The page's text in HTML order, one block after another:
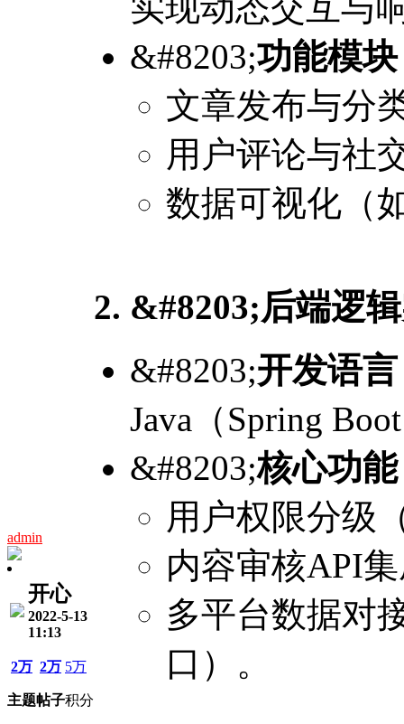
admin
开心
2022-5-13
11:13
2万
主题
2万
帖子
5万
积分
&#8203;功能模块
文章发布与分
用户评论与社
数据可视化（
2. &#8203;后端逻
&#8203;开发语言
Java（Spring
&#8203;核心功能
用户权限分级
内容审核API
多平台数据对
口）。